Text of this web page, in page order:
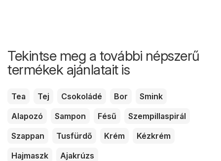
Tekintse meg a további népszerű
termékek ajánlatait is
Tea Tej Csokoládé Bor
Smink
Alapozó
Sampon Fésű
Szempillaspirál
Szappan
Tusfürdő Krém
Kézkrém
Hajmaszk
Ajakrúzs